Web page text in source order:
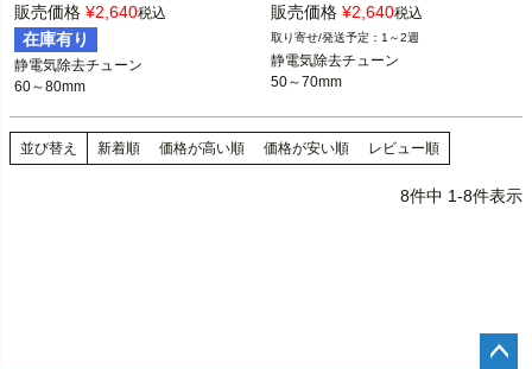
販売価格 ¥2,640税込
在庫有り
静電気除去チューン
60～80mm
販売価格 ¥2,640税込
1～2週
静電気除去チューン
50～70mm
並び替え 新着順 価格が高い順 価格が安い順 レビュー順
8件中 1-8件表示